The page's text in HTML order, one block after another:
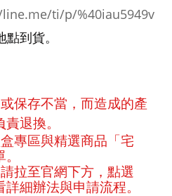
ti/p/%40iau5949v
點到貨。
保存不當，而造成的產
退換。
專區與精選商品「宅
拉至官網下方，點選
詳細辦法與申請流程。